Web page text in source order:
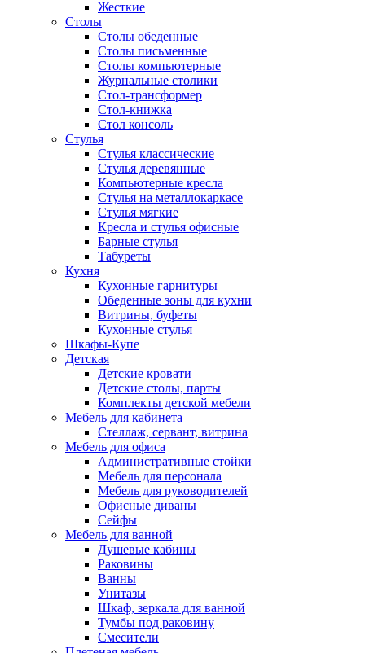
Жесткие
Столы
Столы обеденные
Столы письменные
Столы компьютерные
Журнальные столики
Стол-трансформер
Стол-книжка
Стол консоль
Стулья
Стулья классические
Стулья деревянные
Компьютерные кресла
Стулья на металлокаркасе
Стулья мягкие
Кресла и стулья офисные
Барные стулья
Табуреты
Кухня
Кухонные гарнитуры
Обеденные зоны для кухни
Витрины, буфеты
Кухонные стулья
Шкафы-Купе
Детская
Детские кровати
Детские столы, парты
Комплекты детской мебели
Мебель для кабинета
Стеллаж, сервант, витрина
Мебель для офиса
Административные стойки
Мебель для персонала
Мебель для руководителей
Офисные диваны
Сейфы
Мебель для ванной
Душевые кабины
Раковины
Ванны
Унитазы
Шкаф, зеркала для ванной
Тумбы под раковину
Смесители